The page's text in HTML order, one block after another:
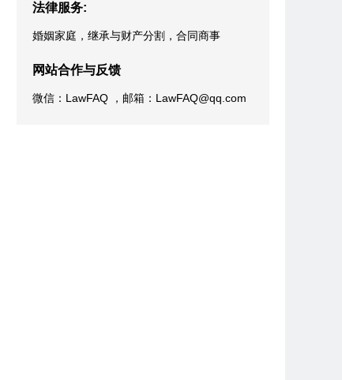
法律服务:
婚姻家庭，继承与财产分割，合同商事
网站合作与反馈
微信：LawFAQ ，邮箱：LawFAQ@qq.com